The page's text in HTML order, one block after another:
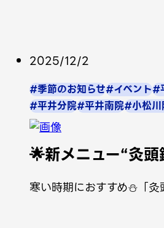
2025/12/2
#季節のお知らせ#イベント#
#平井分院#平井南院#小松川
🌟新メニュー“灸
寒い時期におすすめ⛄「